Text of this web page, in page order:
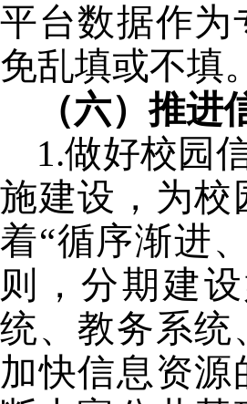
平台数据作为
免乱填或不填。
（六）推
1.做好校园
施建设，为校
着“循序渐进
则，分期建
统、教务系统
加快信息资